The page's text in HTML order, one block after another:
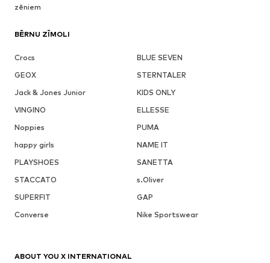
zēniem
BĒRNU ZĪMOLI
Crocs
BLUE SEVEN
GEOX
STERNTALER
Jack & Jones Junior
KIDS ONLY
VINGINO
ELLESSE
Noppies
PUMA
happy girls
NAME IT
PLAYSHOES
SANETTA
STACCATO
s.Oliver
SUPERFIT
GAP
Converse
Nike Sportswear
ABOUT YOU X INTERNATIONAL